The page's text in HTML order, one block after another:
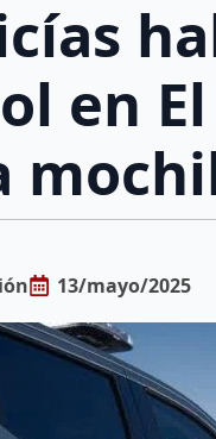
en
13/mayo/2025